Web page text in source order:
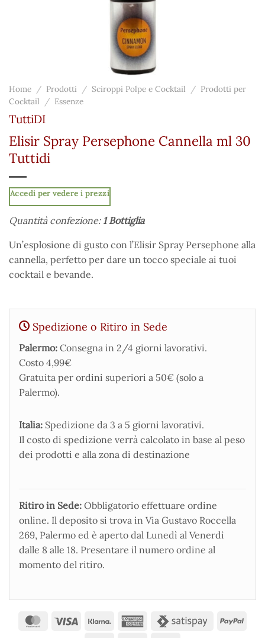
Home / Prodotti / Sciroppi Polpe e Cocktail / Prodotti per
Cocktail
/ Essenze
TuttiDI
Elisir Spray Persephone Cannella ml 30
Tuttidi
Accedi per vedere i prezzi
Quantità confezione: 1 Bottiglia
Un’esplosione di gusto con l’Elisir Spray Persephone alla
cannella, perfetto per dare un tocco speciale ai tuoi
cocktail e bevande.
Spedizione o Ritiro in Sede
Palermo: Consegna in 2/4 giorni lavorativi.
Costo 4,99€
Gratuita per ordini superiori a 50€ (solo a
Palermo).
Italia: Spedizione da 3 a 5 giorni lavorativi.
Il costo di spedizione verrà calcolato in base al peso
dei prodotti e alla zona di destinazione
Ritiro in Sede: Obbligatorio effettuare ordine
online. Il deposito si trova in Via Gustavo Roccella
269, Palermo ed è aperto dal Lunedì al Venerdì
dalle 8 alle 18. Presentare il numero ordine al
momento del ritiro.